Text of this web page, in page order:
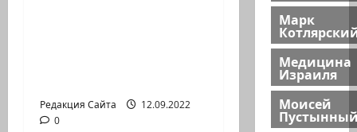
Редакция Сайта
12.09.2022
0Новости на сайте (архив)
Марк
Медицина
Израиля
Моисей